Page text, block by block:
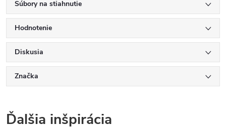
Súbory na stiahnutie
Hodnotenie
Diskusia
Značka
Ďalšia inšpirácia